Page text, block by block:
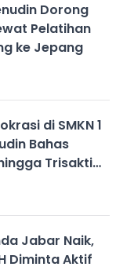
Dorong
Pelatihan
ke Jepang
di SMKN 1
Bahas
Trisakti
Jabar Naik,
Diminta Aktif